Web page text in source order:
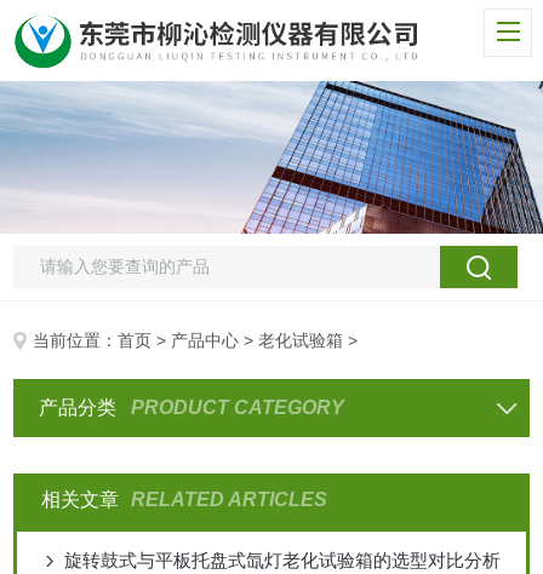
当前位置：首页 > 产品中心 >老化试验箱 >
产品分类 PRODUCT CATEGORY
相关文章 RELATED ARTICLES
旋转鼓式与平板托盘式氙灯老化试验箱的选型对比分析